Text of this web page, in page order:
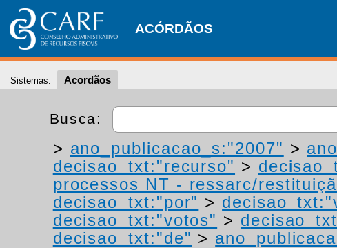
ACÓRDÃOS
Sistemas: Acordãos
Busca:
> ano_publicacao_s:"2007" >
decisao_txt:"recurso" >
processos NT - ressarc/
decisao_txt:"por" >
decisao_txt:"votos" >
decisao_txt:"de" >